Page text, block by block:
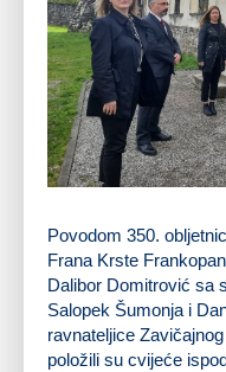
Povodom 350.
Frana Krste
Dalibor Domitrović sa
Salopek Šumonja i
ravnateljice
položili su cvijeće